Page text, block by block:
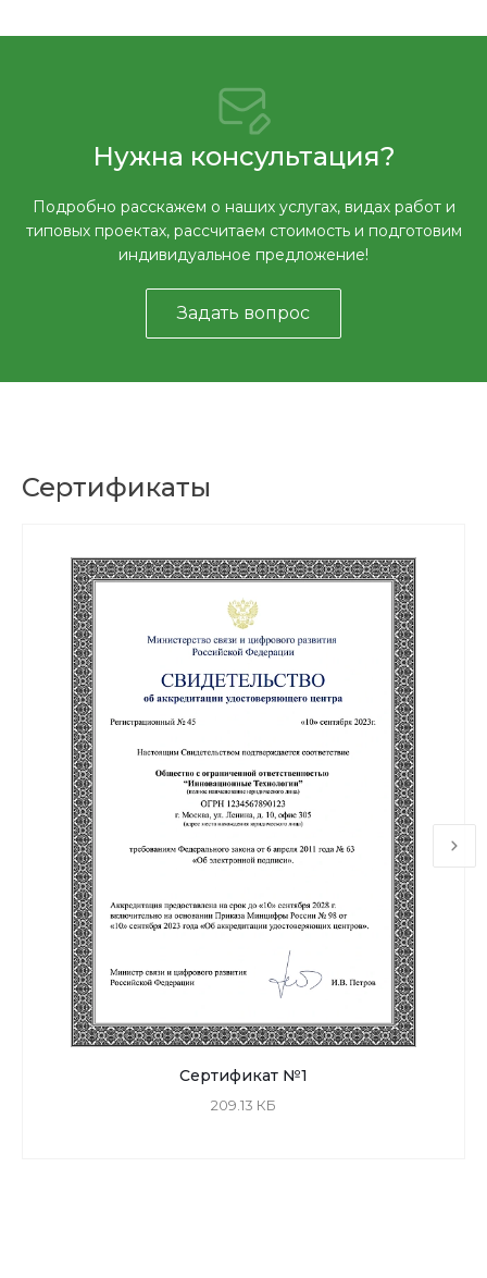
Нужна консультация?
Подробно расскажем о наших услугах, видах работ и
типовых проектах, рассчитаем стоимость и подготовим
индивидуальное предложение!
Задать вопрос
Сертификаты
Сертификат №1
209.13 КБ